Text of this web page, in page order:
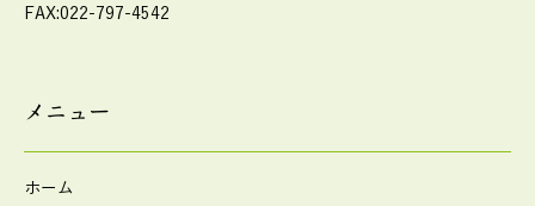
FAX:022-797-4542
メニュー
ホーム